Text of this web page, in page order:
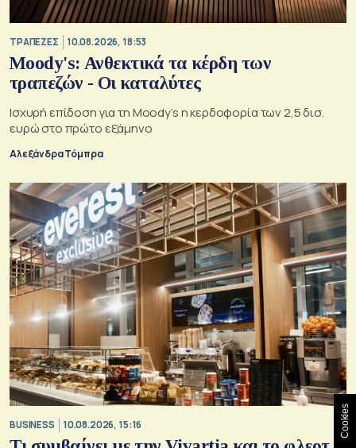
ΤΡΑΠΕΖΕΣ 10.08.2026, 18:53
Moody's: Ανθεκτικά τα κέρδη των
τραπεζών - Οι καταλύτες
Ισχυρή επίδοση για τη Moody’s η κερδοφορία των 2,5 δισ.
ευρώ στο πρώτο εξάμηνο
Αλεξάνδρα Τόμπρα
BUSINESS 10.08.2026, 15:16 Cookies